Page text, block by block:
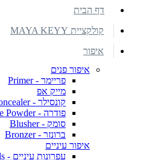
דף הבית
קולקציית MAYA KEYY
איפור
איפור פנים
פריימר - Primer
מייק אפ
קונסילר - Concealer
פודרה - Face Powder
סומק - Blusher
ברונזר - Bronzer
איפור עיניים
עפרונות עיניים - Eye Pencils